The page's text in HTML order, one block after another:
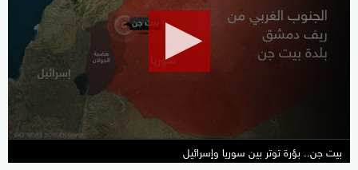
minute,
seconds
بيت جن.. بؤرة توتر بين سوريا وإسرائيل